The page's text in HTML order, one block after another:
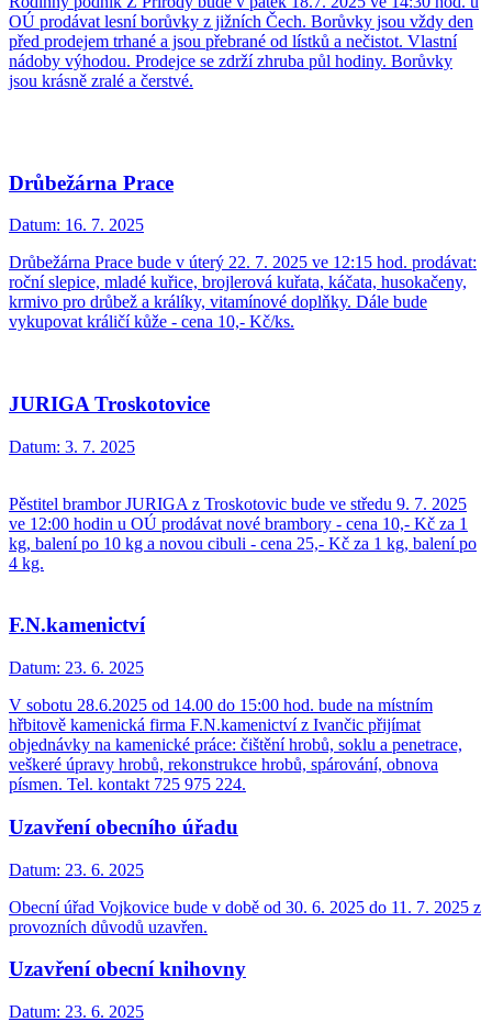
OÚ prodávat lesní borůvky z jižních Čech. Borůvky jsou vždy den
před prodejem trhané a jsou přebrané od lístků a nečistot. Vlastní
nádoby výhodou. Prodejce se zdrží zhruba půl hodiny. Borůvky
jsou krásně zralé a čerstvé.
Drůbežárna Prace
Datum: 16. 7. 2025
Drůbežárna Prace bude v úterý 22. 7. 2025 ve 12:15 hod. prodávat:
roční slepice, mladé kuřice, brojlerová kuřata, káčata, husokačeny,
krmivo pro drůbež a králíky, vitamínové doplňky. Dále bude
vykupovat králičí kůže - cena 10,- Kč/ks.
JURIGA Troskotovice
Datum: 3. 7. 2025
Pěstitel brambor JURIGA z Troskotovic bude ve středu 9. 7. 2025
ve 12:00 hodin u OÚ prodávat nové brambory - cena 10,- Kč za 1
kg, balení po 10 kg a novou cibuli - cena 25,- Kč za 1 kg, balení po
4 kg.
F.N.kamenictví
Datum: 23. 6. 2025
V sobotu 28.6.2025 od 14.00 do 15:00 hod. bude na místním
hřbitově kamenická firma F.N.kamenictví z Ivančic přijímat
objednávky na kamenické práce: čištění hrobů, soklu a penetrace,
veškeré úpravy hrobů, rekonstrukce hrobů, spárování, obnova
písmen. Tel. kontakt 725 975 224.
Uzavření obecního úřadu
Datum: 23. 6. 2025
Obecní úřad Vojkovice bude v době od 30. 6. 2025 do 11. 7. 2025 z
provozních důvodů uzavřen.
Uzavření obecní knihovny
Datum: 23. 6. 2025